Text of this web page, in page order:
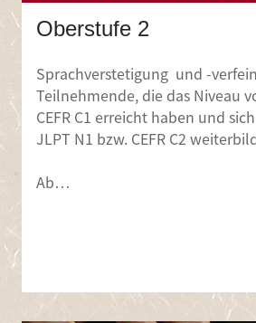
Oberstufe 2
Sprachverstetigung und -
Teilnehmende, die das Niveau
CEFR C1 erreicht haben und
JLPT N1 bzw. CEFR C2
Ab…